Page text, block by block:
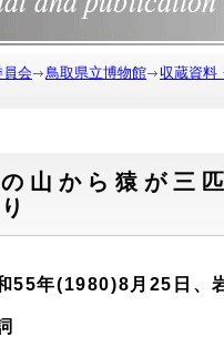
員会 鳥取県立博物館 収蔵資料
山から猿が三
55年(1980)8月25日、